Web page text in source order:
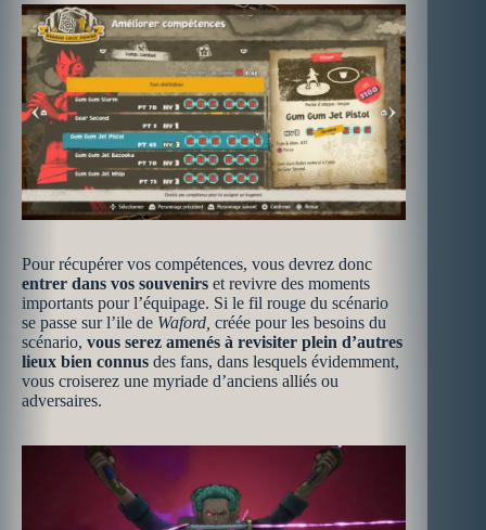
Pour récupérer vos compétences, vous devrez donc
entrer dans vos souvenirs et revivre des moments
importants pour l’équipage. Si le fil rouge du scénario
se passe sur l’ile de Waford, créée pour les besoins du
scénario, vous serez amenés à revisiter plein d’autres
lieux bien connus des fans, dans lesquels évidemment,
vous croiserez une myriade d’anciens alliés ou
adversaires.